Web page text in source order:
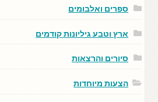
ספרים ואלבומים
ארץ וטבע גיליונות קודמים
סיורים והרצאות
הצעות מיוחדות